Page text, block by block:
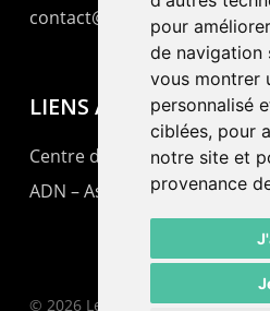
pour
de navigation
vous montrer
personnalisé
ciblées, pour
notre site et
provenance
contact@lepommier.ch
LIENS AMIS
Centre de culture ABC
ADN – Association Danse
© 2026 Le Pommier.